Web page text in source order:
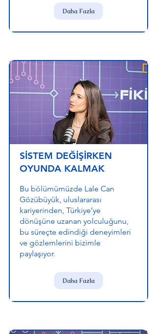
Daha Fazla
SİSTEM DEĞİŞİRKEN
OYUNDA KALMAK
Bu bölümümüzde Lale Can
Gözübüyük, uluslararası
kariyerinden, Türkiye’ye
dönüşüne uzanan yolculuğunu,
bu süreçte edindiği deneyimleri
ve gözlemlerini bizimle
paylaşıyor.
Daha Fazla